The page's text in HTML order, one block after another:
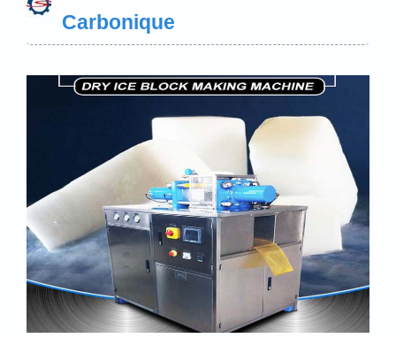
Carbonique